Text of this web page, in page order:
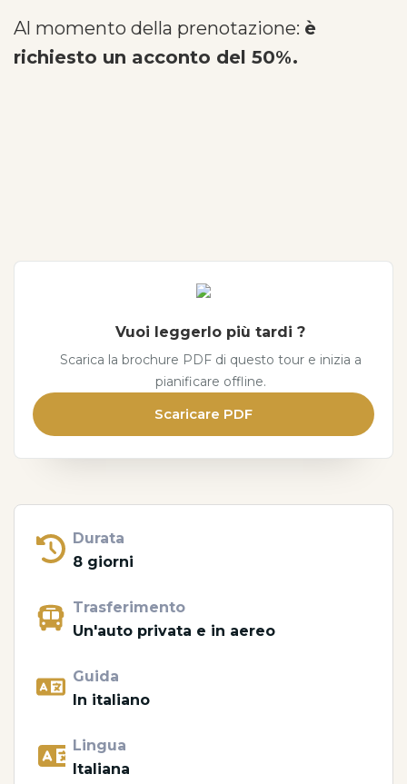
Al momento della prenotazione: è
richiesto un acconto del 50%.
Vuoi leggerlo più tardi ?
Scarica la brochure PDF di questo tour e inizia a
pianificare offline.
Scaricare PDF
Durata
8 giorni
Trasferimento
Un'auto privata e in aereo
Guida
In italiano
Lingua
Italiana